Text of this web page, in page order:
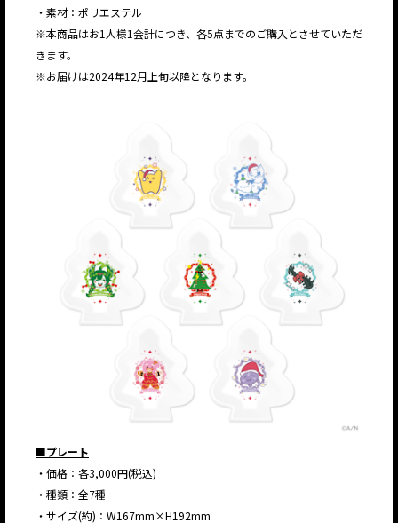
・素材：ポリエステル
※本商品はお1人様1会計につき、各5点までのご購入とさせていただ
きます。
※お届けは2024年12月上旬以降となります。
■プレート
・価格：各3,000円(税込)
・種類：全7種
・サイズ(約)：W167mm×H192mm